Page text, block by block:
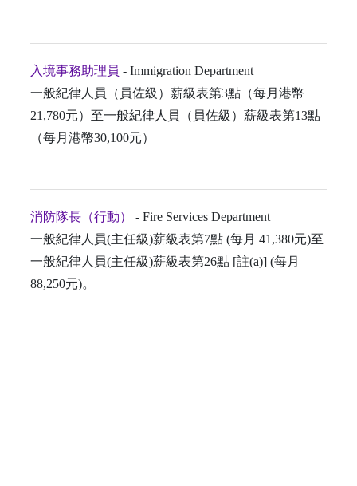
入境事務助理員 - Immigration Department
一般紀律人員（員佐級）薪級表第3點（每月港幣
21,780元）至一般紀律人員（員佐級）薪級表第13點
（每月港幣30,100元）
消防隊長（行動）
- Fire Services Department
一般紀律人員(主任級)薪級表第7點 (每月 41,380元)至
一般紀律人員(主任級)薪級表第26點 [註(a)] (每月
88,250元)。